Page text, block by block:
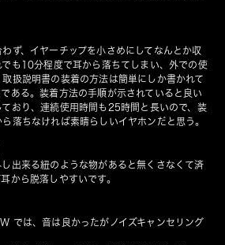
ず、イヤーチップを小さめにしてなんとか収
も10分程度で耳から落ちてしまい、外での使
扱説明書の装着の方法は簡単にしか書かれて
ある。装着方法の手順が示されていると良い
おり、連続使用時間も25時間と長いので、装
落ちなければ素晴らしいイヤホンだと思う。
出来る紐のような物があると無くさなくて済
から脱落しやすいです。
では、音は良かったがノイズキャンセリング